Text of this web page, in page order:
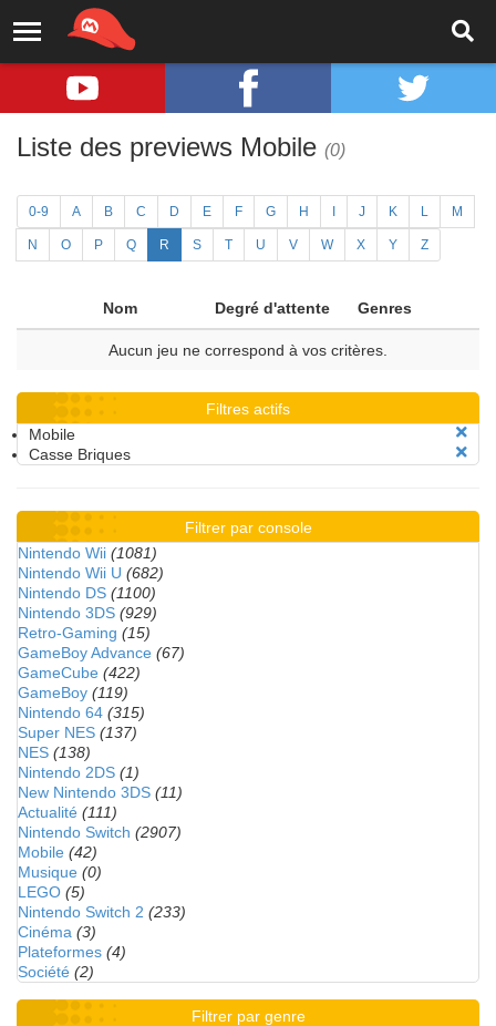
Liste des previews Mobile (0)
0-9 A B C D E F G H J K L M
N O P Q R S T U V W X Y Z
Nom Degré d'attente Genres
Aucun jeu ne correspond à vos critères.
Filtres actifs
Mobile
Casse Briques
Filtrer par console
Nintendo Wii (1081)
Nintendo Wii U (682)
Nintendo DS (1100)
Nintendo 3DS (929)
Retro-Gaming (15)
GameBoy Advance (67)
GameCube (422)
GameBoy (119)
Nintendo 64 (315)
Super NES (137)
NES (138)
Nintendo 2DS (1)
New Nintendo 3DS (11)
Actualité (111)
Nintendo Switch (2907)
Mobile (42)
Musique (0)
LEGO (5)
Nintendo Switch 2 (233)
Cinéma (3)
Plateformes (4)
Société (2)
Filtrer par genre